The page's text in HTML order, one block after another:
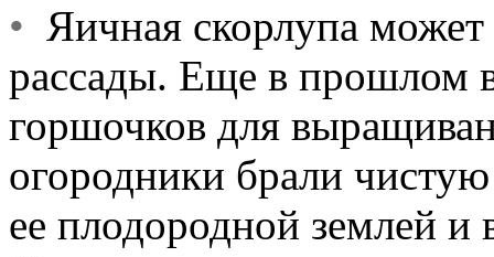
• Яичная скорлупа
рассады. Еще в прошлом
горшочков для
огородники брали
ее плодородной землей